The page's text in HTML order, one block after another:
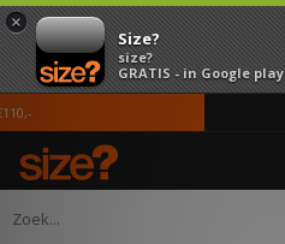
×
Size?
size?
GRATIS - in Google play
Home Adidas Exclusive